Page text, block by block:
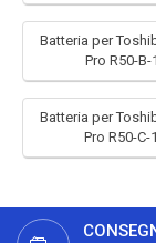
Batteria per
Pro R50-B-
Batteria per
Pro R50-C-